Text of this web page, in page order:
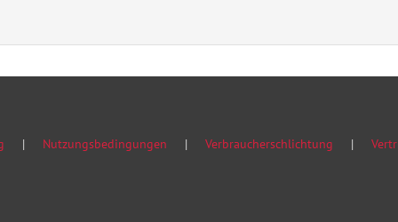
Nutzungsbedingungen Verbraucherschlichtung